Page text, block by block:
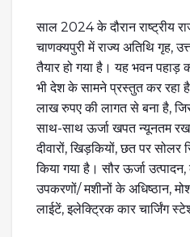
साल 2024 के दौरान राष्ट्रीय
चाणक्यपुरी में राज्य अतिथि गृह,
तैयार हो गया है। यह भवन पहाड़
भी देश के सामने प्रस्तुत कर
लाख रुपए की लागत से बना है,
साथ-साथ ऊर्जा खपत न्यूनतम
दीवारों, खिड़कियों, छत पर सोलर
किया गया है। सौर ऊर्जा
उपकरणों/ मशीनों के अधिष्ठान,
लाईटें, इलेक्ट्रिक कार चार्जिंग